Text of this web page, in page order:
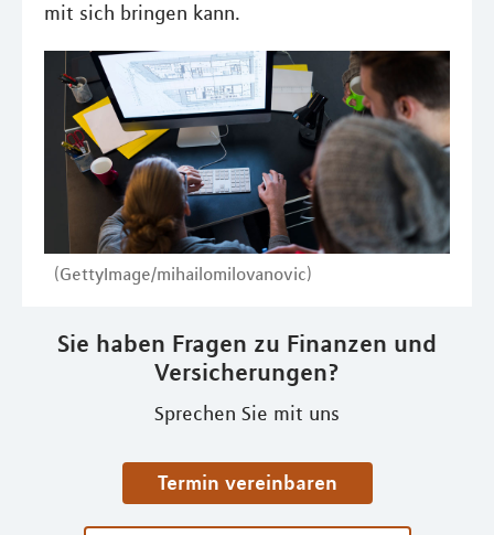
mit sich bringen kann.
(GettyImage/mihailomilovanovic)
Sie haben Fragen zu Finanzen und
Versicherungen?
Sprechen Sie mit uns
Termin vereinbaren